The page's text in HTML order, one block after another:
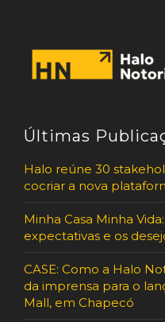
Últimas
Halo reúne 30
cocriar a nova
Minha Casa Minha
expectativas e os
CASE: Como a Halo
da imprensa para o
Mall, em Chapecó